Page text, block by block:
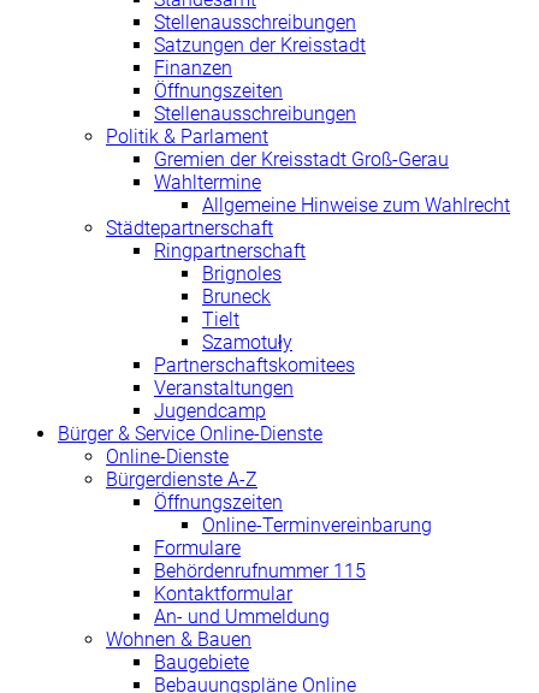
Stellenausschreibungen
Satzungen der Kreisstadt
Finanzen
Öffnungszeiten
Stellenausschreibungen
Politik & Parlament
Gremien der Kreisstadt Groß-Gerau
Wahltermine
Allgemeine Hinweise zum Wahlrecht
Städtepartnerschaft
Ringpartnerschaft
Brignoles
Bruneck
Tielt
Szamotuły
Partnerschaftskomitees
Veranstaltungen
Jugendcamp
Bürger & Service Online-Dienste
Online-Dienste
Bürgerdienste A-Z
Öffnungszeiten
Online-Terminvereinbarung
Formulare
Behördenrufnummer 115
Kontaktformular
An- und Ummeldung
Wohnen & Bauen
Baugebiete
Bebauungspläne Online